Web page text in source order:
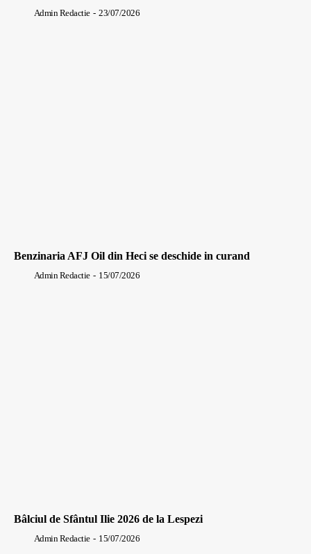
Admin Redactie - 23/07/2026
Benzinaria AFJ Oil din Heci se deschide in curand
Admin Redactie - 15/07/2026
Bâlciul de Sfântul Ilie 2026 de la Lespezi
Admin Redactie - 15/07/2026